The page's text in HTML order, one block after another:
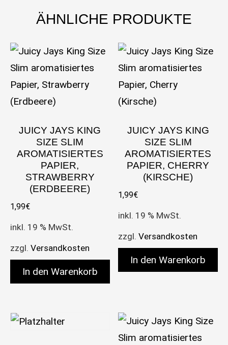
ÄHNLICHE PRODUKTE
JUICY JAYS KING
SIZE SLIM
AROMATISIERTES
PAPIER,
STRAWBERRY
(ERDBEERE)
1,99€
inkl. 19 % MwSt.
zzgl. Versandkosten
In den Warenkorb
JUICY JAYS KING
SIZE SLIM
AROMATISIERTES
PAPIER, CHERRY
(KIRSCHE)
1,99€
inkl. 19 % MwSt.
zzgl.Versandkosten
In den Warenkorb